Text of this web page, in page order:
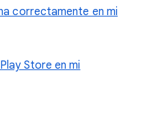
correctamente en mi
Store en mi